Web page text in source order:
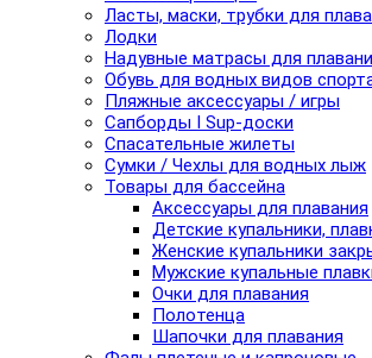
Ласты, маски, трубки для
Лодки
Надувные матрасы для
Обувь для водных видов
Пляжные аксессуары / игры
Сапборды I Sup-доски
Спасательные жилеты
Сумки / Чехлы для водных лыж
Товары для бассейна
Аксессуары для плавания
Детские купальники,
Женские купальники
Мужские купальные
Очки для плавания
Полотенца
Шапочки для плавания